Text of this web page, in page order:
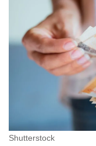
Shutterstock